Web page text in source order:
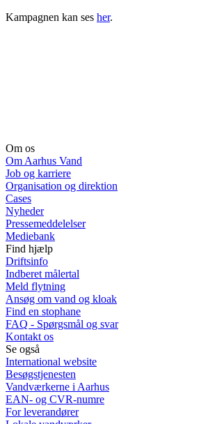
Kampagnen kan ses her.
Om os
Om Aarhus Vand
Job og karriere
Organisation og direktion
Cases
Nyheder
Pressemeddelelser
Mediebank
Find hjælp
Driftsinfo
Indberet målertal
Meld flytning
Ansøg om vand og kloak
Find en stophane
FAQ - Spørgsmål og svar
Kontakt os
Se også
International website
Besøgstjenesten
Vandværkerne i Aarhus
EAN- og CVR-numre
For leverandører